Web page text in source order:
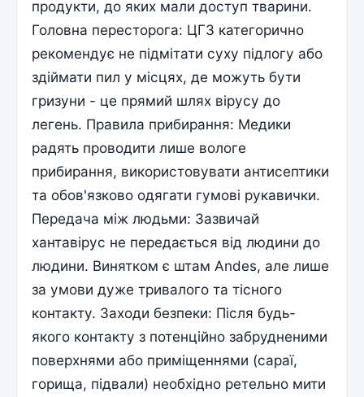
продукти, до яких мали доступ тварини.
Головна пересторога: ЦГЗ категорично
рекомендує не підмітати суху підлогу або
здіймати пил у місцях, де можуть бути
гризуни - це прямий шлях вірусу до
легень. Правила прибирання: Медики
радять проводити лише вологе
прибирання, використовувати антисептики
та обов'язково одягати гумові рукавички.
Передача між людьми: Зазвичай
хантавірус не передається від людини до
людини. Винятком є штам Andes, але лише
за умови дуже тривалого та тісного
контакту. Заходи безпеки: Після будь-
якого контакту з потенційно забрудненими
поверхнями або приміщеннями (сараї,
горища, підвали) необхідно ретельно мити